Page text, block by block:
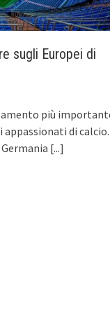
sugli Europei di
più
di calcio.
[...]